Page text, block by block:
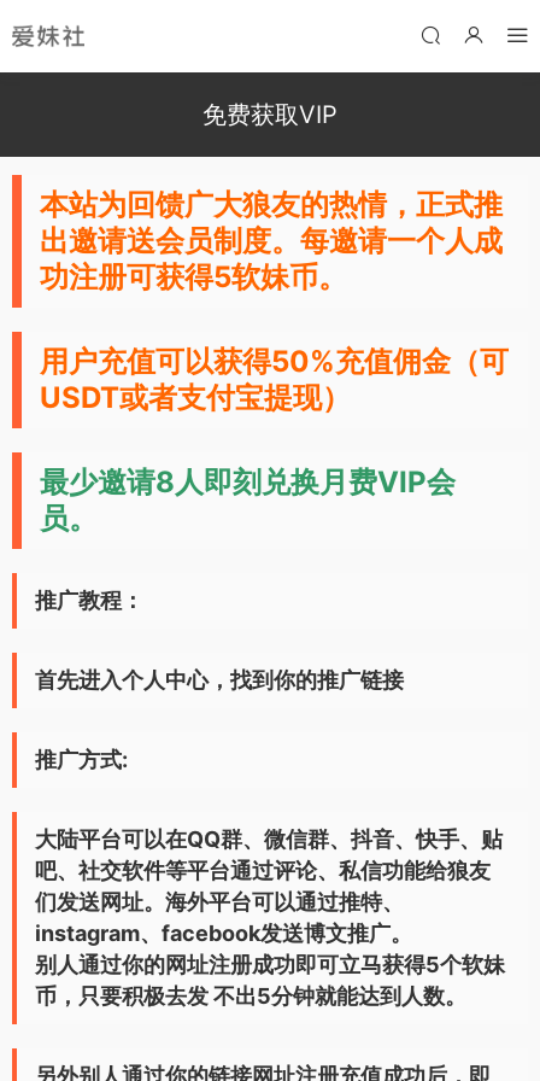
免费获取VIP
本站为回馈广大狼友的热情，正式推
出邀请送会员制度。每邀请一个人成
功注册可获得5软妹币。
用户充值可以获得50%充值佣金（可
USDT或者支付宝提现）
最少邀请8人即刻兑换月费VIP会
员。
推广教程：
首先进入个人中心，找到你的推广链接
推广方式:
大陆平台可以在QQ群、微信群、抖音、快手、贴
吧、社交软件等平台通过评论、私信功能给狼友
们发送网址。海外平台可以通过推特、
instagram、facebook发送博文推广。
别人通过你的网址注册成功即可立马获得5个软妹
币，只要积极去发 不出5分钟就能达到人数。
另外别人通过你的链接网址注册充值成功后，即